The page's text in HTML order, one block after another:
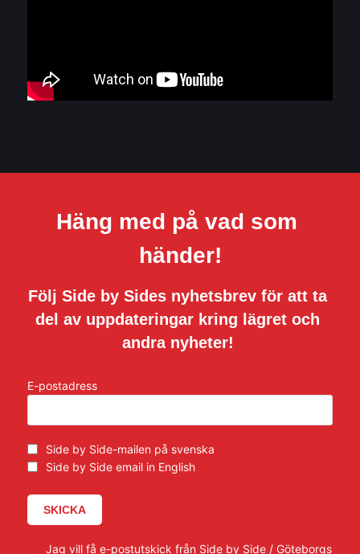
Häng med på vad som
händer!
Följ Side by Sides nyhetsbrev för att ta
del av uppdateringar kring lägret och
andra nyheter!​